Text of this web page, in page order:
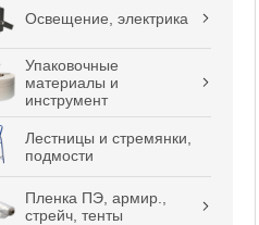
Освещение, электрика
Упаковочные
материалы и
инструмент
Лестницы и стремянки,
подмости
Пленка ПЭ, армир.,
стрейч, тенты